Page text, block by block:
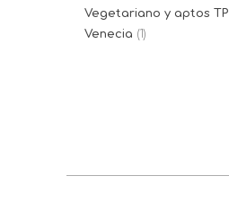
Vegetariano y aptos TP
Venecia (1)